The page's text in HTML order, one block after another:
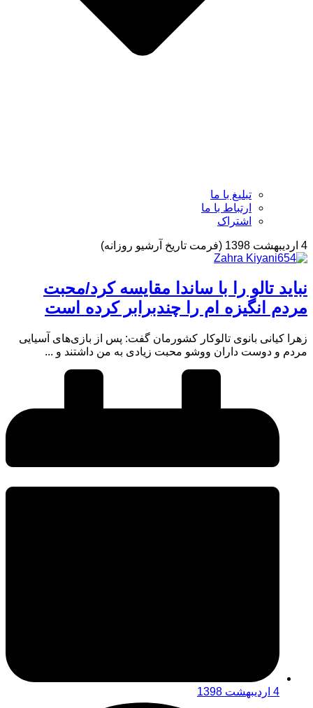
تبلیغ با ما
ارتباط با ما
اشتراک
4 اردیبهشت 1398 (فرمت تاریخ آرشیو روزانه)
نباید تالو را با ساندا مقایسه کرد/محبت
مردم انگیزه ام را چندبرابر کرده است
زهرا کیانی بانوی تالوکار کشورمان گفت: پس از بازی‌های آسیایی
مردم و دوست داران ووشو محبت زیادی به من داشتند و ...
4 اردیبهشت 1398